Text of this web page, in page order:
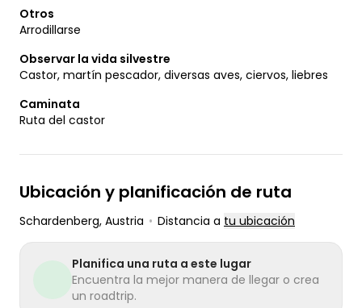
Otros
Arrodillarse
Observar la vida silvestre
Castor, martín pescador, diversas aves, ciervos, liebres
Caminata
Ruta del castor
Ubicación y planificación de ruta
Schardenberg, Austria • Distancia a tu ubicación
Planifica una ruta a este lugar
Encuentra la mejor manera de llegar o crea
un roadtrip.